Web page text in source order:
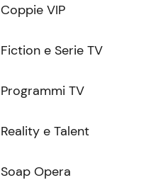
Coppie VIP
Fiction e Serie TV
Programmi TV
Reality e Talent
Soap Opera